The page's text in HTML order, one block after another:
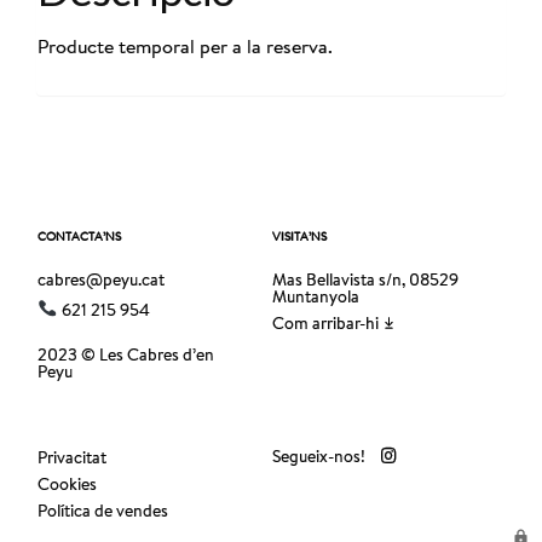
Producte temporal per a la reserva.
CONTACTA’NS
cabres@peyu.cat
621 215 954
2023 © Les Cabres d’en
Peyu
VISITA’NS
Mas Bellavista s/n, 08529
Muntanyola
Com arribar-hi
Privacitat
Cookies
Política de vendes
Segueix-nos!
lock